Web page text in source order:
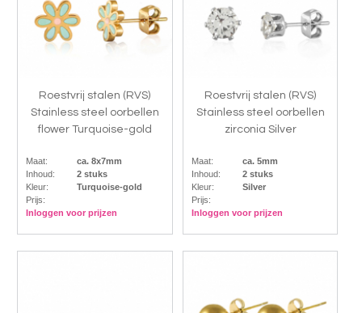
Roestvrij stalen (RVS)
Stainless steel oorbellen
flower Turquoise-gold
Maat:
ca. 8x7mm
Inhoud:
2 stuks
Kleur:
Turquoise-gold
Prijs:
Inloggen voor prijzen
Roestvrij stalen (RVS)
Stainless steel oorbellen
zirconia Silver
Maat:
ca. 5mm
Inhoud:
2 stuks
Kleur:
Silver
Prijs:
Inloggen voor prijzen